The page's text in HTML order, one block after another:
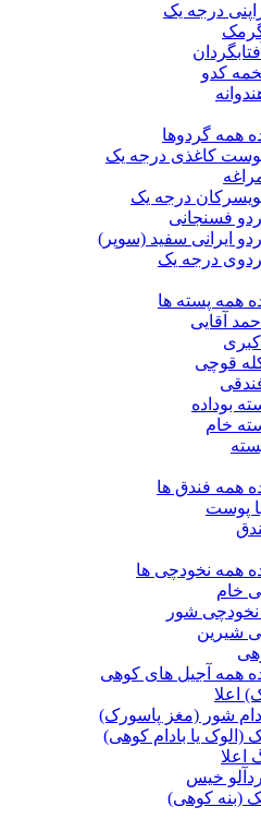
درجه یک
کدو
همه گردوها
کاغذی درجه یک
درجه یک
فسنجانی
ایرانی سفید (سوپر)
درجه یک
همه پسته ها
آقایی
قوچی
بوداده
خام
همه فندق ها
پوست
همه نخودچی ها
خام
شور
شیرین
همه آجیل های کوهی
اعلا
شور (مغز پاسورک)
(الوک یا بادام کوهی)
اعلا
خیس
(بنه کوهی)